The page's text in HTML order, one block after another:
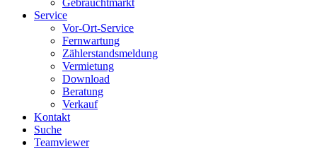
Service
Vor-Ort-Service
Fernwartung
Zählerstandsmeldung
Vermietung
Download
Beratung
Verkauf
Kontakt
Suche
Teamviewer